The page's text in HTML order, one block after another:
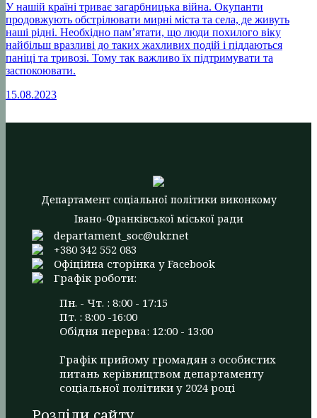
У нашій країні триває загарбницька війна. Окупанти
продовжують обстрілювати мирні міста та села, де живуть
наші рідні. Необхідно пам’ятати, що люди похилого віку
найбільш вразливі до таких жахливих подій і піддаються
паніці та тривозі. Тому так важливо їх підтримувати та
заспокоювати.
15.08.2023
Департамент соціальної політики виконкому
Івано-Франківської міської ради
departament_soc@ukr.net
+380 342 552 083
Офіційна сторінка у Facebook
Графік роботи:
Пн. - Чт. : 8:00 - 17:15
Пт. : 8:00 -16:00
Обідня перерва: 12:00 - 13:00
Графік прийому громадян з особистих
питань керівництвом департаменту
соціальної політики у 2024 році